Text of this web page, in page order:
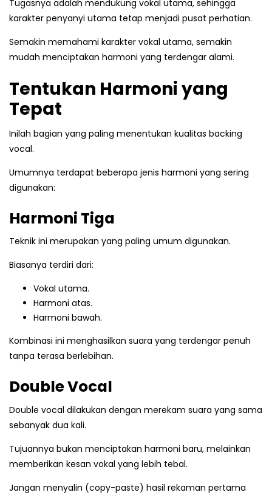
Tugasnya adalah mendukung vokal utama, sehingga
karakter penyanyi utama tetap menjadi pusat perhatian.
Semakin memahami karakter vokal utama, semakin
mudah menciptakan harmoni yang terdengar alami.
Tentukan Harmoni yang
Tepat
Inilah bagian yang paling menentukan kualitas backing
vocal.
Umumnya terdapat beberapa jenis harmoni yang sering
digunakan:
Harmoni Tiga
Teknik ini merupakan yang paling umum digunakan.
Biasanya terdiri dari:
Vokal utama.
Harmoni atas.
Harmoni bawah.
Kombinasi ini menghasilkan suara yang terdengar penuh
tanpa terasa berlebihan.
Double Vocal
Double vocal dilakukan dengan merekam suara yang sama
sebanyak dua kali.
Tujuannya bukan menciptakan harmoni baru, melainkan
memberikan kesan vokal yang lebih tebal.
Jangan menyalin (copy-paste) hasil rekaman pertama